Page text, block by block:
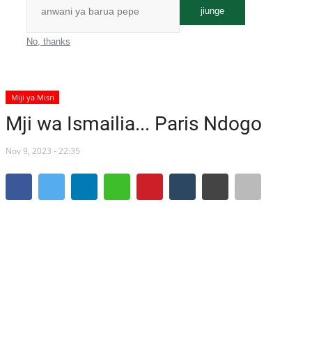
Miji ya Misri
Dira ya 2030
Timu yetu
jiunge
No, thanks
Miji ya Misri
Mji wa Ismailia... Paris Ndogo
Nov 9, 2023 - 22:35